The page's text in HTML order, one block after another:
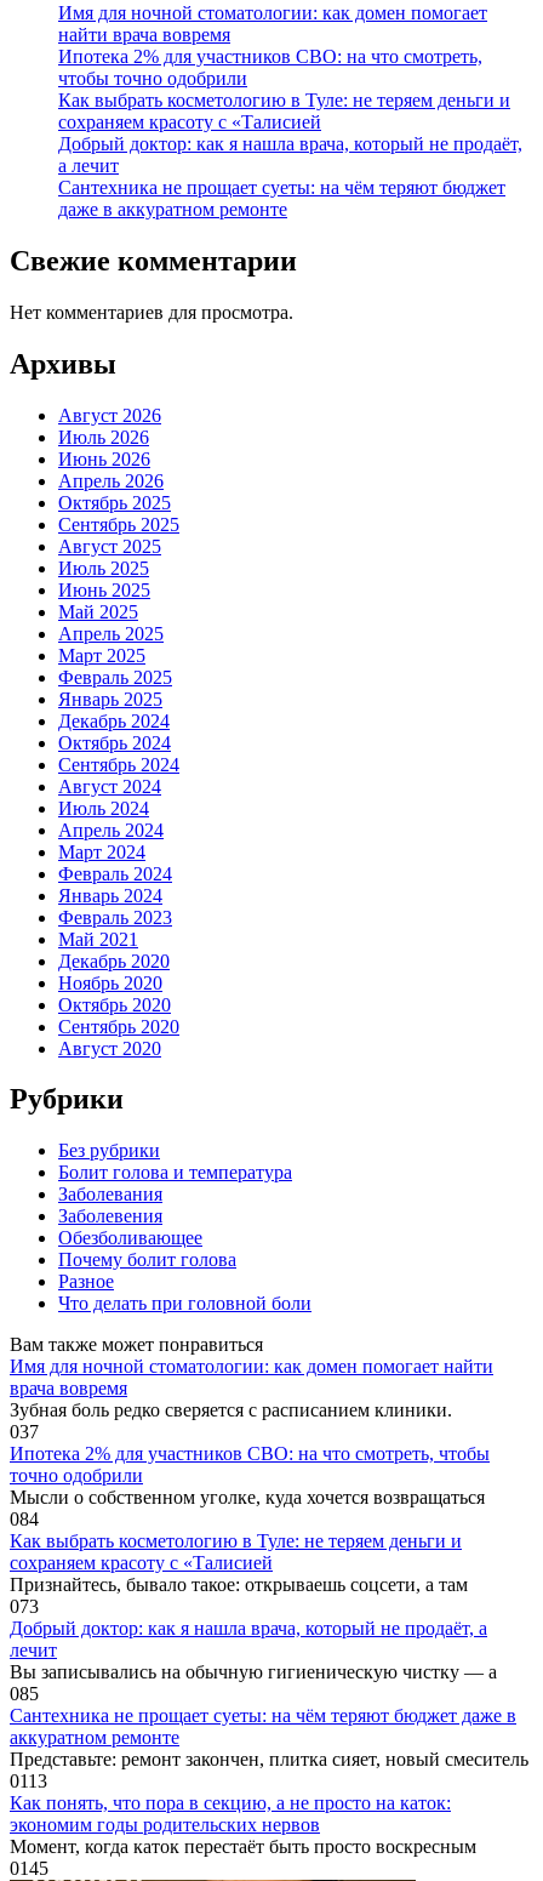
Имя для ночной стоматологии: как домен помогает
найти врача вовремя
Ипотека 2% для участников СВО: на что смотреть,
чтобы точно одобрили
Как выбрать косметологию в Туле: не теряем деньги и
сохраняем красоту с «Талисией
Добрый доктор: как я нашла врача, который не продаёт,
а лечит
Сантехника не прощает суеты: на чём теряют бюджет
даже в аккуратном ремонте
Свежие комментарии
Нет комментариев для просмотра.
Архивы
Август 2026
Июль 2026
Июнь 2026
Апрель 2026
Октябрь 2025
Сентябрь 2025
Август 2025
Июль 2025
Июнь 2025
Май 2025
Апрель 2025
Март 2025
Февраль 2025
Январь 2025
Декабрь 2024
Октябрь 2024
Сентябрь 2024
Август 2024
Июль 2024
Апрель 2024
Март 2024
Февраль 2024
Январь 2024
Февраль 2023
Май 2021
Декабрь 2020
Ноябрь 2020
Октябрь 2020
Сентябрь 2020
Август 2020
Рубрики
Без рубрики
Болит голова и температура
Заболевания
Заболевения
Обезболивающее
Почему болит голова
Разное
Что делать при головной боли
Вам также может понравиться
Имя для ночной стоматологии: как домен помогает найти
врача вовремя
Зубная боль редко сверяется с расписанием клиники.
037
Ипотека 2% для участников СВО: на что смотреть, чтобы
точно одобрили
Мысли о собственном уголке, куда хочется возвращаться
084
Как выбрать косметологию в Туле: не теряем деньги и
сохраняем красоту с «Талисией
Признайтесь, бывало такое: открываешь соцсети, а там
073
Добрый доктор: как я нашла врача, который не продаёт, а
лечит
Вы записывались на обычную гигиеническую чистку — а
085
Сантехника не прощает суеты: на чём теряют бюджет даже в
аккуратном ремонте
Представьте: ремонт закончен, плитка сияет, новый смеситель
0113
Как понять, что пора в секцию, а не просто на каток:
экономим годы родительских нервов
Момент, когда каток перестаёт быть просто воскресным
0145